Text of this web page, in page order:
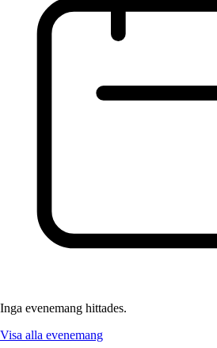
Inga evenemang hittades.
Visa alla evenemang